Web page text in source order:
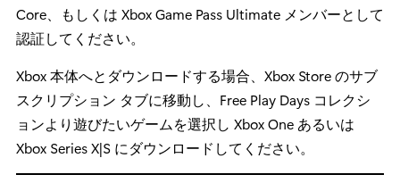
Core、もしくは Xbox Game Pass Ultimate メンバーとして
認証してください。
Xbox 本体へとダウンロードする場合、Xbox Store のサブ
スクリプション タブに移動し、Free Play Days コレクシ
ョンより遊びたいゲームを選択し Xbox One あるいは
Xbox Series X|S にダウンロードしてください。